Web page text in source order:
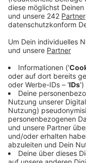
Veröffentlicht:
Mit beim
tausend
Straßenrand. Jahr
Demonstration mit
ging es um die
Organisator Ralf
„Wir haben